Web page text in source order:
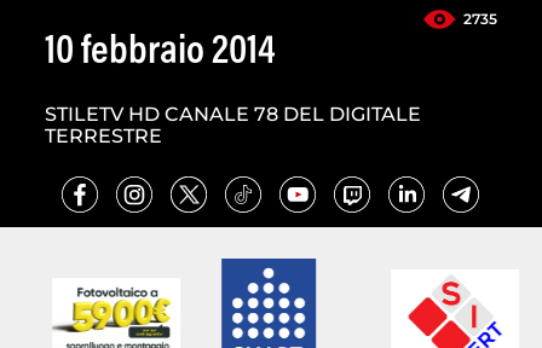
2735
10 febbraio 2014
STILETV HD CANALE 78 DEL DIGITALE
TERRESTRE